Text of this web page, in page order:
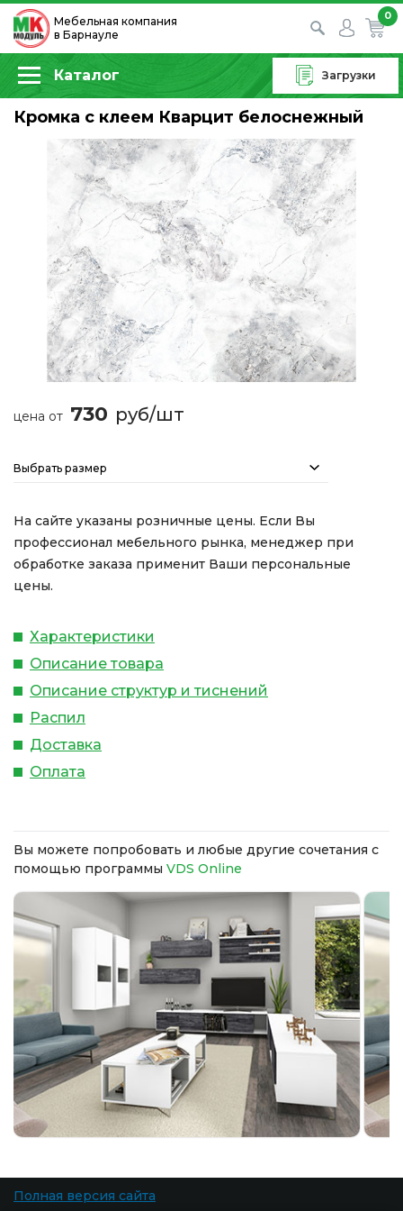
Мебельная компания
в Барнауле
0
Каталог Загрузки
Кромка с клеем Кварцит белоснежный
цена от 730 руб/шт
Выбрать размер
На сайте указаны розничные цены. Если Вы
профессионал мебельного рынка, менеджер при
обработке заказа применит Ваши персональные
цены.
Характеристики
Описание товара
Описание структур и тиснений
Распил
Доставка
Оплата
Вы можете попробовать и любые другие сочетания с
помощью программы VDS Online
Полная версия сайта